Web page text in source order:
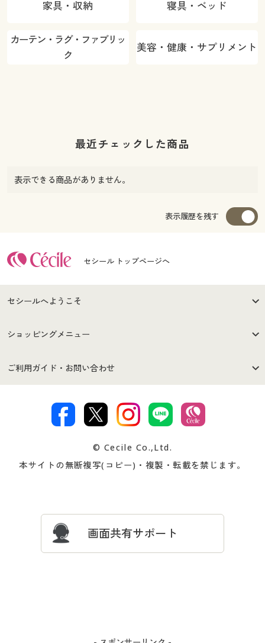
家具・収納 寝具・ベッド
カーテン・ラグ・ファブリッ
ク
美容・健康・サプリメント
最近チェックした商品
表示できる商品がありません。
表示履歴を残す
セシール トップページへ
セシールへようこそ
はじめての方へ
セシールご利用規約
著作権・商標について 会社案内
ショッピングメニュー
商品カテゴリ
プレゼント＆キャンペーン サイトマップ
ご利用ガイド・お問い合わせ
交換・返品は お支払は
ついて
忘れの場合
© Cecile Co.,Ltd.
本サイトの無断複写(コピー)・複製・転載を禁じます。
画面共有サポート